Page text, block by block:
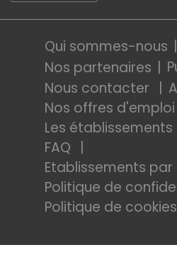
Qui sommes-nous
Nos partenaires
Nous contacter
Nos offres d'emploi
Les établissements
FAQ
Etablissements
Politique de
Politique de cookies